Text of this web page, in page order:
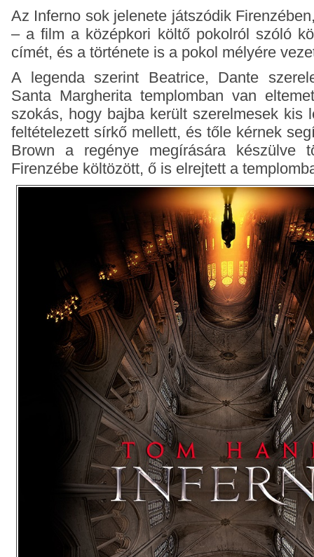
Az Inferno sok jelenete játszódik
– a film a középkori költő pokolról szóló
címét, és a története is a pokol mélyére
A legenda szerint Beatrice, Dante
Santa Margherita templomban van
szokás, hogy bajba került szerelmesek kis
feltételezett sírkő mellett, és tőle kérnek
Brown a regénye megírására készülve
Firenzébe költözött, ő is elrejtett a